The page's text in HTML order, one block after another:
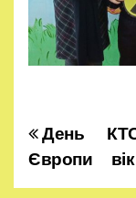
Н
а
День
Європи